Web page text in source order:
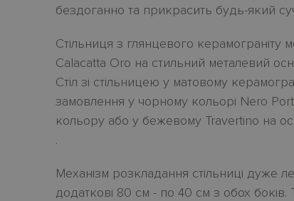
бездоганно та прикрасить будь-який
Стільниця з глянцевого керамограніту
Calacatta Oro на стильний металевий
Cтіл зі стільницею у матовому
замовлення у чорному кольорі Nero
кольору або у бежевому Travertino на
.
Механізм розкладання стільниці дуже
додаткові 80 см - по 40 см з обох